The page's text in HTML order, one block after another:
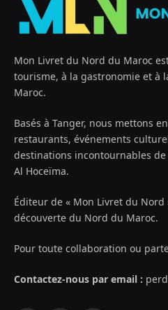
Mon Livret du Nord du Maroc
tourisme, à la gastronomie et à
Maroc.
Basés à Tanger, nous mettons
restaurants, événements
destinations incontournables
Al Hoceïma.
Éditeur de « Mon Livret du
découverte du Nord du Maroc.
Pour toute collaboration ou
Contactez-nous par email :